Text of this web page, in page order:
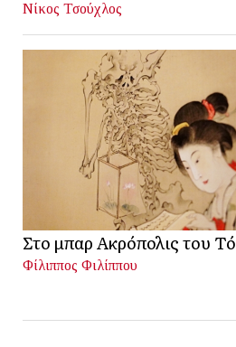
Νίκος Τσούχλος
Στο μπαρ Ακρόπολις του
Φίλιππος Φιλίππου